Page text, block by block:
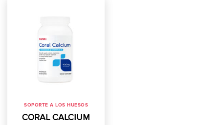
SOPORTE A LOS HUESOS
CORAL CALCIUM